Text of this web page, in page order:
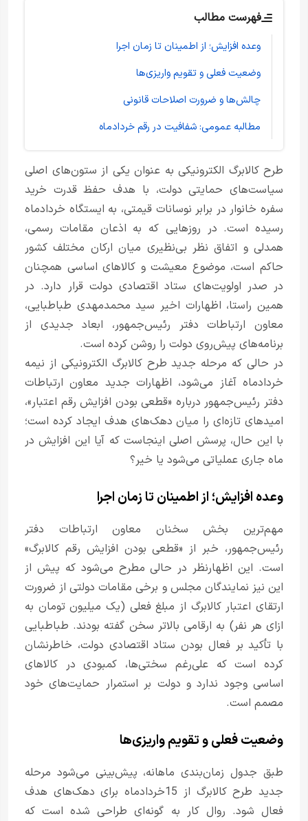
فهرست مطالب
وعده افزایش؛ از اطمینان تا زمان اجرا
وضعیت فعلی و تقویم واریزی‌ها
چالش‌ها و ضرورت اصلاحات قانونی
مطالبه عمومی: شفافیت در رقم خردادماه
طرح کالابرگ الکترونیکی به عنوان یکی از ستون‌های اصلی
سیاست‌های حمایتی دولت، با هدف حفظ قدرت خرید
سفره خانوار در برابر نوسانات قیمتی، به ایستگاه خردادماه
رسیده است. در روزهایی که به اذعان مقامات رسمی،
همدلی و اتفاق نظر بی‌نظیری میان ارکان مختلف کشور
حاکم است، موضوع معیشت و کالاهای اساسی همچنان
در صدر اولویت‌های ستاد اقتصادی دولت قرار دارد. در
همین راستا، اظهارات اخیر سید محمدمهدی طباطبایی،
معاون ارتباطات دفتر رئیس‌جمهور، ابعاد جدیدی از
برنامه‌های پیش‌روی دولت را روشن کرده است.
در حالی که مرحله جدید طرح کالابرگ الکترونیکی از نیمه
خردادماه آغاز می‌شود، اظهارات جدید معاون ارتباطات
دفتر رئیس‌جمهور درباره «قطعی بودن افزایش رقم اعتبار»،
امیدهای تازه‌ای را میان دهک‌های هدف ایجاد کرده است؛
با این حال، پرسش اصلی اینجاست که آیا این افزایش در
ماه جاری عملیاتی می‌شود یا خیر؟
وعده افزایش؛ از اطمینان تا زمان اجرا
مهم‌ترین بخش سخنان معاون ارتباطات دفتر
رئیس‌جمهور، خبر از «قطعی بودن افزایش رقم کالابرگ»
است. این اظهارنظر در حالی مطرح می‌شود که پیش از
این نیز نمایندگان مجلس و برخی مقامات دولتی از ضرورت
ارتقای اعتبار کالابرگ از مبلغ فعلی (یک میلیون تومان به
ازای هر نفر) به ارقامی بالاتر سخن گفته بودند. طباطبایی
با تأکید بر فعال بودن ستاد اقتصادی دولت، خاطرنشان
کرده است که علی‌رغم سختی‌ها، کمبودی در کالاهای
اساسی وجود ندارد و دولت بر استمرار حمایت‌های خود
مصمم است.
وضعیت فعلی و تقویم واریزی‌ها
طبق جدول زمان‌بندی ماهانه، پیش‌بینی می‌شود مرحله
جدید طرح کالابرگ از 15خردادماه برای دهک‌های هدف
فعال شود. روال کار به گونه‌ای طراحی شده است که